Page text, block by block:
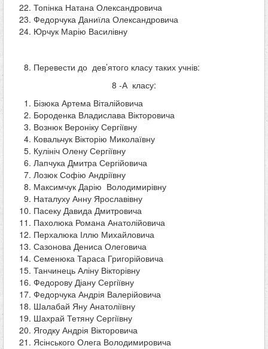
Топінка Натана Олександровича
Федорчука Даниїла Олександровича
Юрчук Марію Василівну
Перевести до дев’ятого класу таких учнів:
8 -А класу:
Бізюка Артема Віталійовича
Бороденка Владислава Вікторовича
Вознюк Вероніку Сергіївну
Ковальчук Вікторію Миколаївну
Кулініч Олену Сергіївну
Лапчука Дмитра Сергійовича
Лозюк Софію Андріївну
Максимчук Дарію Володимирівну
Наталуху Анну Ярославівну
Пасеку Давида Дмитровича
Пахолюка Романа Анатолійовича
Перхалюка Іллю Михайловича
Сазонова Дениса Олеговича
Семенюка Тараса Григорійовича
Танчинець Аліну Вікторівну
Федорову Діану Сергіївну
Федорчука Андрія Валерійовича
Шалабай Яну Анатоліївну
Шахрай Тетяну Сергіївну
Ягодку Андрія Вікторовича
Ясінського Олега Володимировича